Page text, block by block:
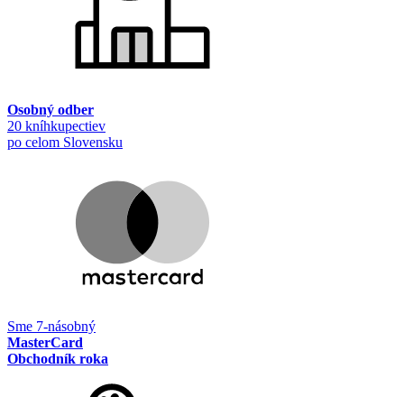
Osobný odber
20 kníhkupectiev
po celom Slovensku
Sme 7-násobný
MasterCard
Obchodník roka